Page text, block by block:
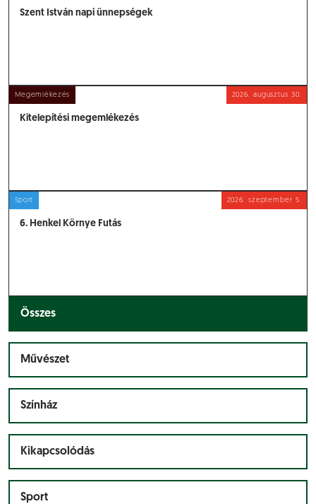
foghúzás) - akut gyulladások ellátása (gyökérkezelés, foghúzás) – fogágygyulladás,
Szent István napi ünnepségek
Megemlékezés augusztus 30.
2026.
Kitelepítési megemlékezés
Sport szeptember 5.
2026.
6. Henkel Környe Futás
Összes
Művészet
Színház
Kikapcsolódás
Sport